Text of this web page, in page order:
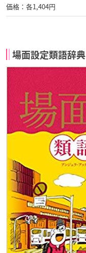
価格：各1,404円
場面設定類語辞典